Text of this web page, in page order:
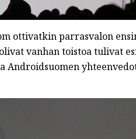
ottivatkin parrasvalon
vanhan toistoa tulivat